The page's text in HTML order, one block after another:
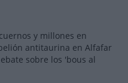
y millones en
antitaurina en Alfafar
sobre los 'bous al